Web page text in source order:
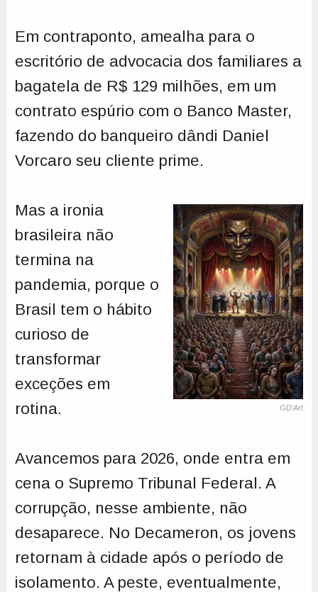
Em contraponto, amealha para o
escritório de advocacia dos familiares a
bagatela de R$ 129 milhões, em um
contrato espúrio com o Banco Master,
fazendo do banqueiro dândi Daniel
Vorcaro seu cliente prime.
GD'Art
Mas a ironia
brasileira não
termina na
pandemia, porque o
Brasil tem o hábito
curioso de
transformar
exceções em
rotina.
Avancemos para 2026, onde entra em
cena o Supremo Tribunal Federal. A
corrupção, nesse ambiente, não
desaparece. No Decameron, os jovens
retornam à cidade após o período de
isolamento. A peste, eventualmente,